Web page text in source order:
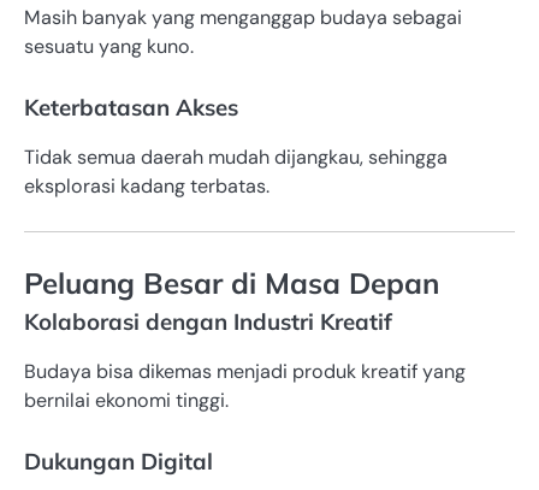
Masih banyak yang menganggap budaya sebagai
sesuatu yang kuno.
Keterbatasan Akses
Tidak semua daerah mudah dijangkau, sehingga
eksplorasi kadang terbatas.
Peluang Besar di Masa Depan
Kolaborasi dengan Industri Kreatif
Budaya bisa dikemas menjadi produk kreatif yang
bernilai ekonomi tinggi.
Dukungan Digital